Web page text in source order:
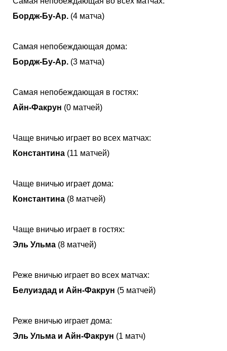
Бордж-Бу-Ар. (4 матча)
Самая непобеждающая дома:
Бордж-Бу-Ар. (3 матча)
Самая непобеждающая в гостях:
Айн-Факрун (0 матчей)
Чаще вничью играет во всех матчах:
Константина (11 матчей)
Чаще вничью играет дома:
Константина (8 матчей)
Чаще вничью играет в гостях:
Эль Ульма (8 матчей)
Реже вничью играет во всех матчах:
Белуиздад и Айн-Факрун (5 матчей)
Реже вничью играет дома:
Эль Ульма и Айн-Факрун (1 матч)